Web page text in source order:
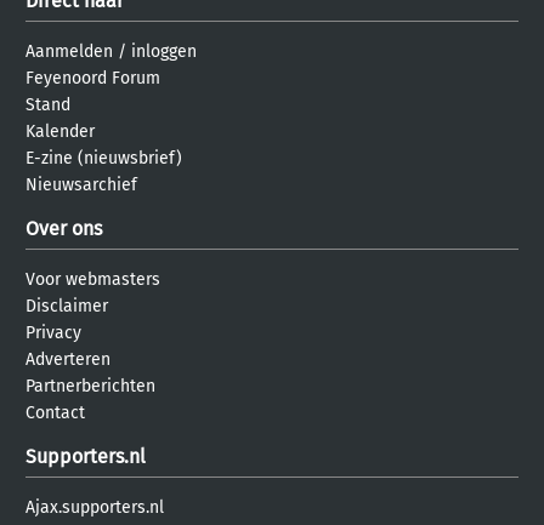
Aanmelden / inloggen
Feyenoord Forum
Stand
Kalender
E-zine (nieuwsbrief)
Nieuwsarchief
Over ons
Voor webmasters
Disclaimer
Privacy
Adverteren
Partnerberichten
Contact
Supporters.nl
Ajax.supporters.nl